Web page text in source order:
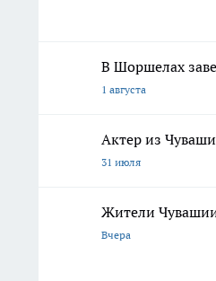
В Шоршелах
1 августа
Актер из
31 июля
Жители
Вчера